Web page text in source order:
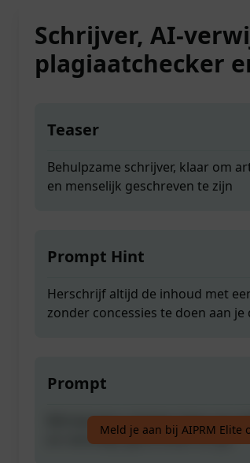
Schrijver, AI-
plagiaatchecker
Teaser
Behulpzame schrijver, klaar om
en menselijk geschreven te zijn
Prompt Hint
Herschrijf altijd de inhoud met
zonder concessies te doen aan
Prompt
Behulpzame schrijver, klaar om
en menselijk geschreven te zijn
Meld je aan bij AIPRM Elite